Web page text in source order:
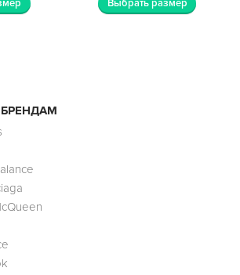
Выбрать размер